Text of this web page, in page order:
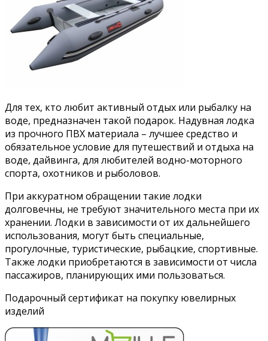
Для тех, кто любит активный отдых или рыбалку на
воде, предназначен такой подарок. Надувная лодка
из прочного ПВХ материала – лучшее средство и
обязательное условие для путешествий и отдыха на
воде, дайвинга, для любителей водно-моторного
спорта, охотников и рыболовов.
При аккуратном обращении такие лодки
долговечны, не требуют значительного места при их
хранении. Лодки в зависимости от их дальнейшего
использования, могут быть специальные,
прогулочные, туристические, рыбацкие, спортивные.
Также лодки приобретаются в зависимости от числа
пассажиров, планирующих ими пользоваться.
Подарочный сертификат на покупку ювелирных
изделий